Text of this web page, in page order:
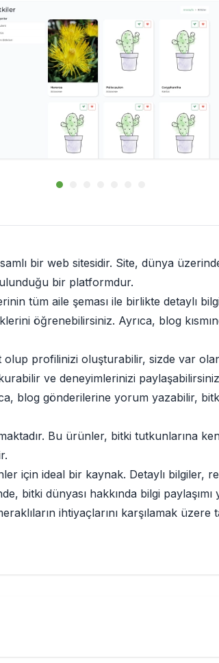
bir web sitesidir. Site, dünya
bir platformdur.
tüm aile şeması ile birlikte detaylı
öğrenebilirsiniz. Ayrıca, blog
profilinizi oluşturabilir, sizde var
ve deneyimlerinizi
blog gönderilerine yorum yazabilir,
Bu ürünler, bitki tutkunlarına
için ideal bir kaynak. Detaylı
bitki dünyası hakkında bilgi
ihtiyaçlarını karşılamak